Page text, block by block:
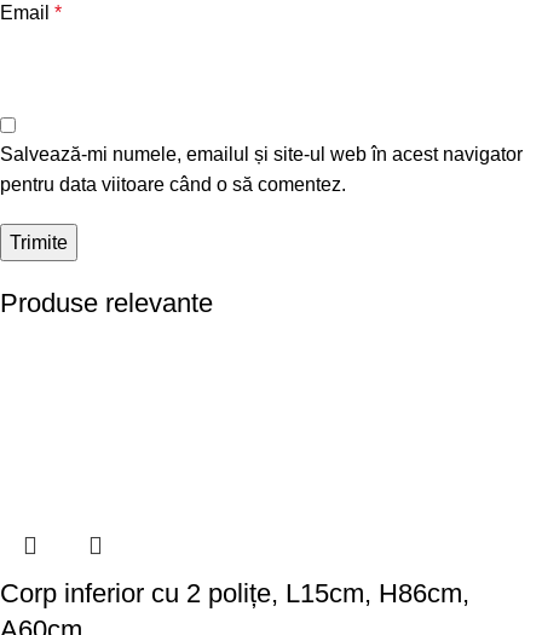
Email *
Salvează-mi numele, emailul și site-ul web în acest navigator
pentru data viitoare când o să comentez.
Produse relevante
Corp inferior cu 2 polițe, L15cm, H86cm,